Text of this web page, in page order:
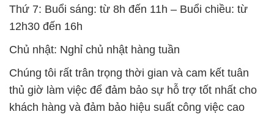
Thứ 7: Buổi sáng: từ 8h đến 11h – Buổi chiều: từ
12h30 đến 16h
Chủ nhật: Nghỉ chủ nhật hàng tuần
Chúng tôi rất trân trọng thời gian và cam kết tuân
thủ giờ làm việc để đảm bảo sự hỗ trợ tốt nhất cho
khách hàng và đảm bảo hiệu suất công việc cao